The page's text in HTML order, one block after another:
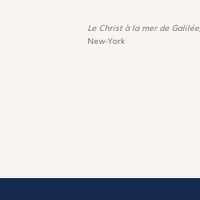
Le Christ à la mer de Galilée,
New-York